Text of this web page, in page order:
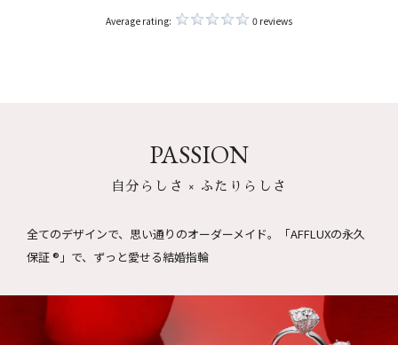
Average rating: 0 reviews
PASSION
自分らしさ × ふたりらしさ
全てのデザインで、思い通りのオーダーメイド。
「AFFLUXの永久
保証 ®」で、ずっと愛せる結婚指輪